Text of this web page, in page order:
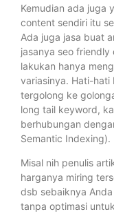
Kemudian ada juga
content sendiri itu
Ada juga jasa buat
jasanya seo
lakukan hanya
variasinya. Hati-hati
tergolong ke
long tail keyword,
berhubungan
Semantic Indexing).
Misal nih penulis
harganya miring
dsb sebaiknya
tanpa optimasi